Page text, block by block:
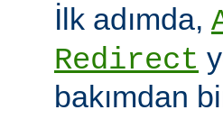
İlk adımda,
Redirect
bakımdan